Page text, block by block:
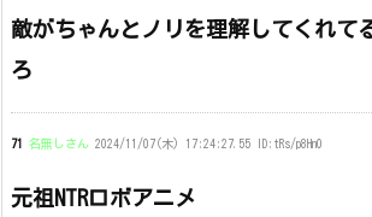
敵がちゃんとノリを理解してくれて
ろ
71 名無しさん 2024/11/07(木) 17:24:27.55 ID:tRs/p8Hn0
元祖NTRロボアニメ